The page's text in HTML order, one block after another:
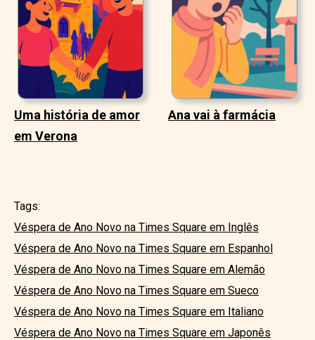
Uma história de amor
em Verona
Ana vai à farmácia
Tags:
Véspera de Ano Novo na Times Square em Inglês
Véspera de Ano Novo na Times Square em Espanhol
Véspera de Ano Novo na Times Square em Alemão
Véspera de Ano Novo na Times Square em Sueco
Véspera de Ano Novo na Times Square em Italiano
Véspera de Ano Novo na Times Square em Japonês